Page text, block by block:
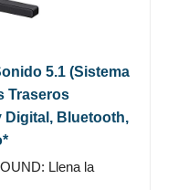
5.1 (Sistema
Traseros
Digital, Bluetooth,
Llena la